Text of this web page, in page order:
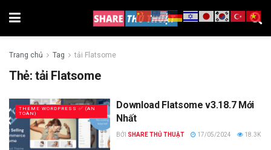
Trang chủ Tag tải Flatsome
Thẻ:tải Flatsome
THEME WORDPRESS ✅ (AN
TOÀN)
Download Flatsome v3.18.7 Mới
Nhất
BỞI SHARE THỦ THUẬT 17/05/2024 18.3K